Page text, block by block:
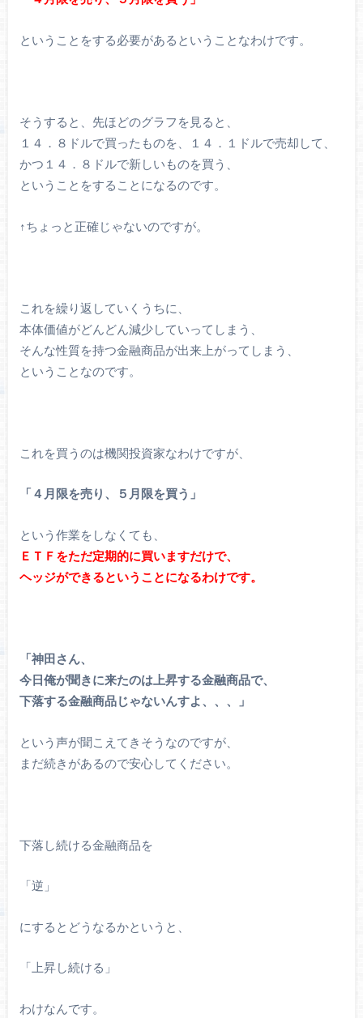
ということをする必要があるということなわけです。
そうすると、先ほどのグラフを見ると、
１４．８ドルで買ったものを、１４．１ドルで売却して、
かつ１４．８ドルで新しいものを買う、
ということをすることになるのです。
↑ちょっと正確じゃないのですが。
これを繰り返していくうちに、
本体価値がどんどん減少していってしまう、
そんな性質を持つ金融商品が出来上がってしまう、
ということなのです。
これを買うのは機関投資家なわけですが、
「４月限を売り、５月限を買う」
という作業をしなくても、
ＥＴＦをただ定期的に買いますだけで、
ヘッジができるということになるわけです。
「神田さん、
今日俺が聞きに来たのは上昇する金融商品で、
下落する金融商品じゃないんすよ、、、」
という声が聞こえてきそうなのですが、
まだ続きがあるので安心してください。
下落し続ける金融商品を
「逆」
にするとどうなるかというと、
「上昇し続ける」
わけなんです。